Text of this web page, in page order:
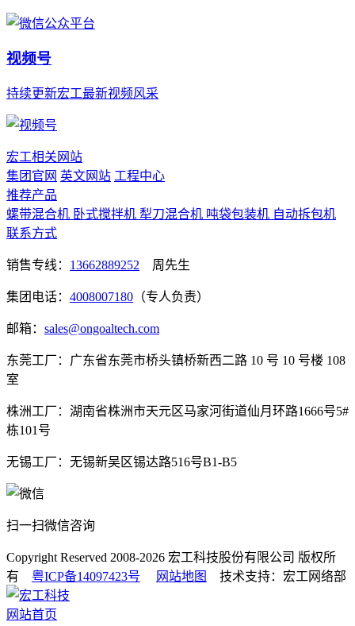
视频号
持续更新宏工最新视频风采
宏工相关网站
集团官网 英文网站 工程中心
推荐产品
螺带混合机 卧式搅拌机 犁刀混合机 吨袋包装机 自动拆包机
联系方式
销售专线： 13662889252 周先生
集团电话： 4008007180 （专人负责）
邮箱： sales@ongoaltech.com
东莞工厂：广东省东莞市桥头镇桥新西二路 10 号 10 号楼 108
室
株洲工厂：湖南省株洲市天元区马家河街道仙月环路1666号5#
栋101号
无锡工厂：无锡新吴区锡达路516号B1-B5
扫一扫微信咨询
Copyright Reserved 2008-2026 宏工科技股份有限公司 版权所
有 粤ICP备14097423号 网站地图 技术支持：宏工网络部
网站首页